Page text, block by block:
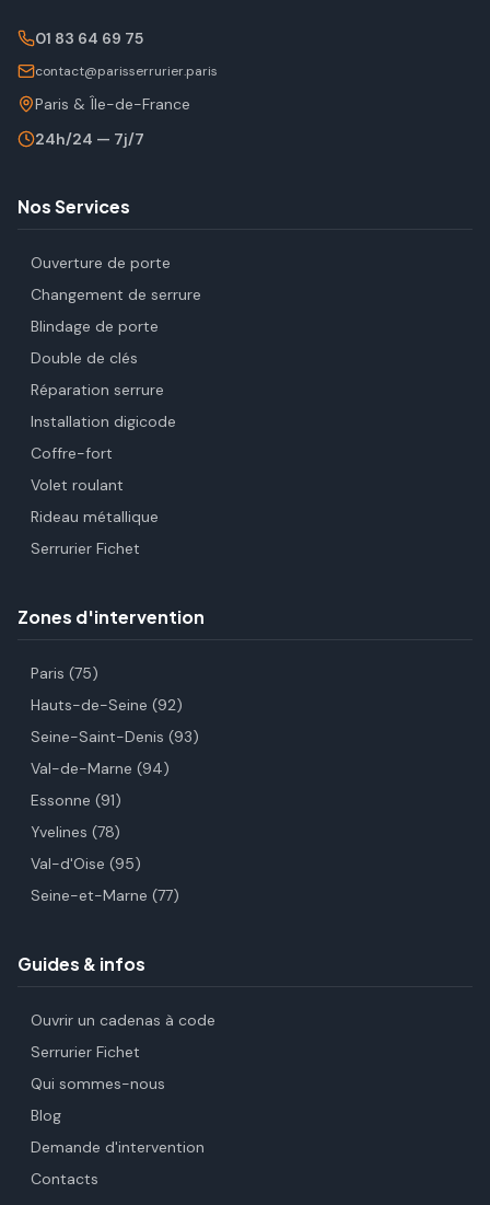
01 83 64 69 75
contact@parisserrurier.paris
Paris & Île-de-France
24h/24 — 7j/7
Nos Services
Ouverture de porte
Changement de serrure
Blindage de porte
Double de clés
Réparation serrure
Installation digicode
Coffre-fort
Volet roulant
Rideau métallique
Serrurier Fichet
Zones d'intervention
Paris (75)
Hauts-de-Seine (92)
Seine-Saint-Denis (93)
Val-de-Marne (94)
Essonne (91)
Yvelines (78)
Val-d'Oise (95)
Seine-et-Marne (77)
Guides & infos
Ouvrir un cadenas à code
Serrurier Fichet
Qui sommes-nous
Blog
Demande d'intervention
Contacts